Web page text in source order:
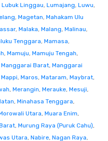
Lubuk Linggau, Lumajang, Luwu,
, Magetan, Mahakam Ulu
, Malaka, Malang, Malinau,
Tenggara, Mamasa,
, Mamuju, Mamuju Tengah,
Manggarai Barat, Manggarai
Mappi, Maros, Mataram, Maybrat,
, Merangin, Merauke, Mesuji,
, Minahasa Tenggara,
Utara, Muara Enim,
, Murung Raya (Puruk Cahu),
Utara, Nabire, Nagan Raya,